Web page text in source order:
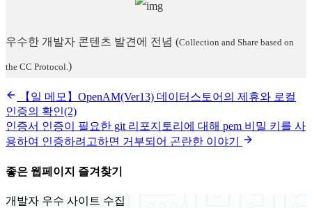
우수한 개발자 콘텐츠 발견에 전념 (Collection and Share based on
the CC Protocol.)
【일 메모】OpenAM(Ver13) 데이터스토어의 제휴와 로컬
인증의 확인(2)
인증서 인증이 필요한 git 리포지토리에 대해 pem 비밀 키를 사
용하여 인증하려고하면 거부되어 곤란한 이야기
좋은 웹페이지 즐겨찾기
개발자 우수 사이트 수집